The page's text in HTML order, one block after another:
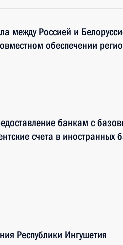
между Россией и
обеспечении
банкам с
счета в иностранных
Республики Ингушетия